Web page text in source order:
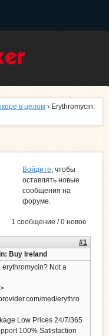
в целом › Erythromycin:
Войдите, чтобы
оставлять новые
сообщения на
форуме.
1 сообщение / 0 новое
#1
Buy Ireland
erythromycin? Not a
med/erythro
Low Prices 24/7/365
100% Satisfaction